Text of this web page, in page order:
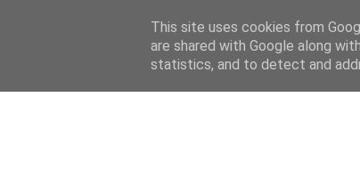
ÜBER MICH
This site uses cookies from
are shared with Google along
statistics, and to detect and